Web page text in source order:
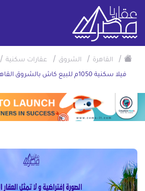
/ القاهرة / الشروق / عقارات سكنية /
فيلا سكنية 1050م للبيع كاش بالشروق القاهرة